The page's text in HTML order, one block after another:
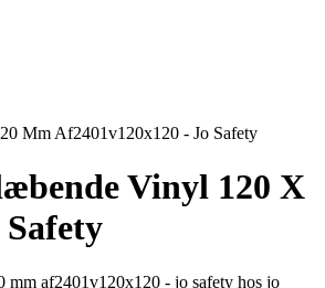
Mm Af2401v120x120 - Jo Safety
Vinyl 120 X
af2401v120x120 - jo safety hos jo